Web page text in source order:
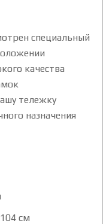
специальный
качества
тележку
назначения
см